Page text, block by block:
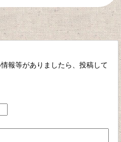
報等がありましたら、投稿して